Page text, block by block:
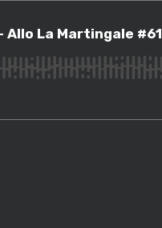
#61
La Martingale #61